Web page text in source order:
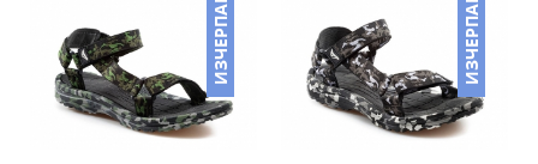
ИЗЧЕРПАН ИЗЧЕРПАН